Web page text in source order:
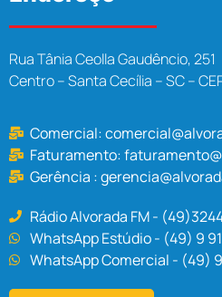
Rua Tânia Ceolla Gaudêncio, 251
Centro – Santa Cecília – SC –
Comercial:
Faturamento:
Gerência :
Rádio Alvorada FM -
WhatsApp Estúdio - (49) 9
WhatsApp Comercial - (49) 9